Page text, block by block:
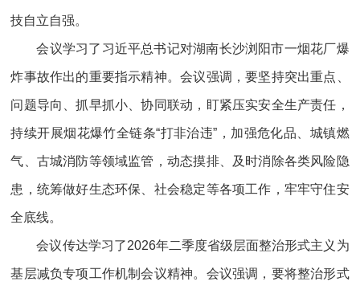
技自立自强。
会议学习了习近平总书记对湖南长沙浏阳市一烟花厂爆
炸事故作出的重要指示精神。会议强调，要坚持突出重点、
问题导向、抓早抓小、协同联动，盯紧压实安全生产责任，
持续开展烟花爆竹全链条“打非治违”，加强危化品、城镇燃
气、古城消防等领域监管，动态摸排、及时消除各类风险隐
患，统筹做好生态环保、社会稳定等各项工作，牢牢守住安
全底线。
会议传达学习了2026年二季度省级层面整治形式主义为
基层减负专项工作机制会议精神。会议强调，要将整治形式